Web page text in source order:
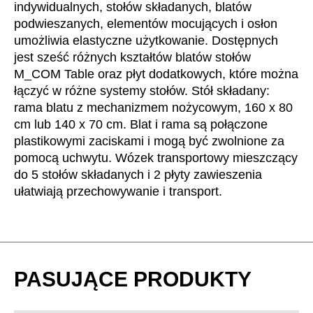
Mauretania(MR)
Niemcy(DE)
Nigeria (NG)
Norwegia(NO)
Nowa Zelandia(NZ)
Oman(OM)
Polska(PL)
Portugalia
Republika Czeska(CZ)
Republika Południowej Afryki(ZA)
Senegal(SN)
Serbia
indywidualnych, stołów składanych, blatów
podwieszanych, elementów mocujących i osłon
umożliwia elastyczne użytkowanie. Dostępnych
jest sześć różnych kształtów blatów stołów
M_COM Table oraz płyt dodatkowych, które można
łączyć w różne systemy stołów. Stół składany:
rama blatu z mechanizmem nożycowym, 160 x 80
cm lub 140 x 70 cm. Blat i rama są połączone
plastikowymi zaciskami i mogą być zwolnione za
pomocą uchwytu. Wózek transportowy mieszczący
do 5 stołów składanych i 2 płyty zawieszenia
ułatwiają przechowywanie i transport.
PASUJĄCE PRODUKTY